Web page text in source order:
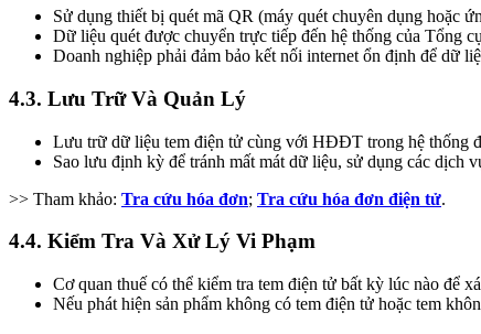
Sử dụng thiết bị quét mã QR (máy quét chuyên dụng hoặc
Dữ liệu quét được chuyển trực tiếp đến hệ thống của Tổng
Doanh nghiệp phải đảm bảo kết nối internet ổn định để dữ
4.3. Lưu Trữ Và Quản Lý
Lưu trữ dữ liệu tem điện tử cùng với HĐĐT trong hệ thống
Sao lưu định kỳ để tránh mất mát dữ liệu, sử dụng các dịch
>> Tham khảo: Tra cứu hóa đơn; Tra cứu hóa đơn điện tử.
4.4. Kiểm Tra Và Xử Lý Vi Phạm
Cơ quan thuế có thể kiểm tra tem điện tử bất kỳ lúc nào để
Nếu phát hiện sản phẩm không có tem điện tử hoặc tem